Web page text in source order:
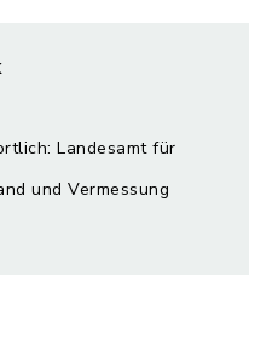
Landesamt für
und Vermessung